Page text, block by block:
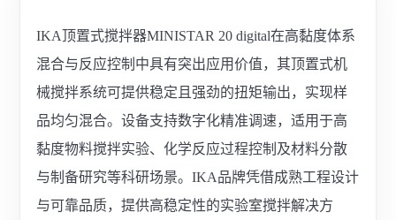
IKA顶置式搅拌器MINISTAR 20 digital在高黏度体系
混合与反应控制中具有突出应用价值，其顶置式机
械搅拌系统可提供稳定且强劲的扭矩输出，实现样
品均匀混合。设备支持数字化精准调速，适用于高
黏度物料搅拌实验、化学反应过程控制及材料分散
与制备研究等科研场景。IKA品牌凭借成熟工程设计
与可靠品质，提供高稳定性的实验室搅拌解决方